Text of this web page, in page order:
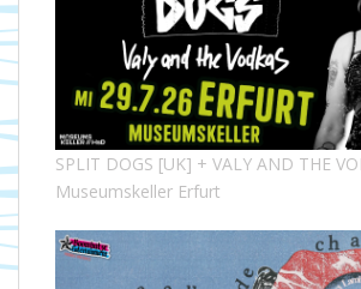
SPLIT DOGS [UK] + VALY AND THE
Museumskeller Erfurt